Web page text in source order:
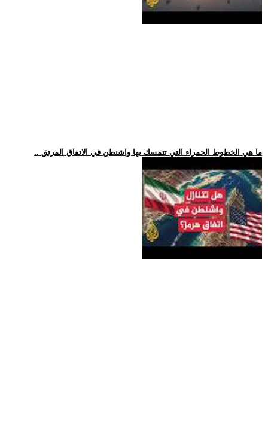
.. ما هي الخطوط الحمراء التي تتمسك بها واشنطن في الاتفاق المرتق